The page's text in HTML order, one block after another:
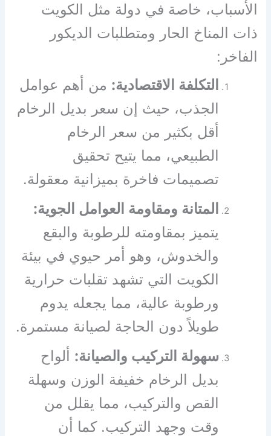
الأسباب، خاصة في دولة مثل الكويت
ذات المناخ الحار ومتطلبات الديكور
الفاخر:
التكلفة الاقتصادية: من أهم عوامل
الجذب، حيث إن سعر بديل الرخام
أقل بكثير من سعر الرخام
الطبيعي، مما يتيح تحقيق
تصميمات فاخرة بميزانية معقولة.
المتانة ومقاومة العوامل الجوية:
يتميز بمقاومته للرطوبة والبقع
والخدوش، وهو أمر حيوي في بيئة
الكويت التي تشهد تقلبات حرارية
ورطوبة عالية، مما يجعله يدوم
طويلاً دون الحاجة لصيانة مستمرة.
سهولة التركيب والصيانة: ألواح
بديل الرخام خفيفة الوزن وسهلة
القص والتركيب، مما يقلل من
وقت وجهد التركيب. كما أن